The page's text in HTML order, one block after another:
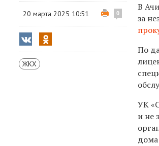
20 марта 2025 10:51 0
ЖКХ
В
за
По
УК
и не